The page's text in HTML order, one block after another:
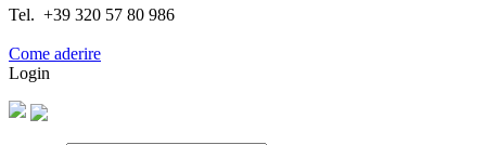
Tel. +39 320 57 80 986
Come aderire
Login